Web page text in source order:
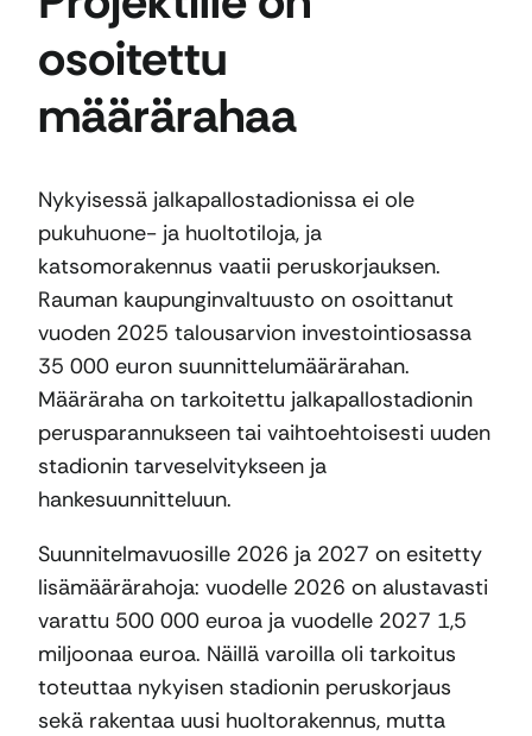
osoitettu
määrärahaa
Nykyisessä jalkapallostadionissa ei ole
pukuhuone- ja huoltotiloja, ja
katsomorakennus vaatii peruskorjauksen.
Rauman kaupunginvaltuusto on osoittanut
vuoden 2025 talousarvion investointiosassa
35 000 euron suunnittelumäärärahan.
Määräraha on tarkoitettu jalkapallostadionin
perusparannukseen tai vaihtoehtoisesti uuden
stadionin tarveselvitykseen ja
hankesuunnitteluun.
Suunnitelmavuosille 2026 ja 2027 on esitetty
lisämäärärahoja: vuodelle 2026 on alustavasti
varattu 500 000 euroa ja vuodelle 2027 1,5
miljoonaa euroa. Näillä varoilla oli tarkoitus
toteuttaa nykyisen stadionin peruskorjaus
sekä rakentaa uusi huoltorakennus, mutta